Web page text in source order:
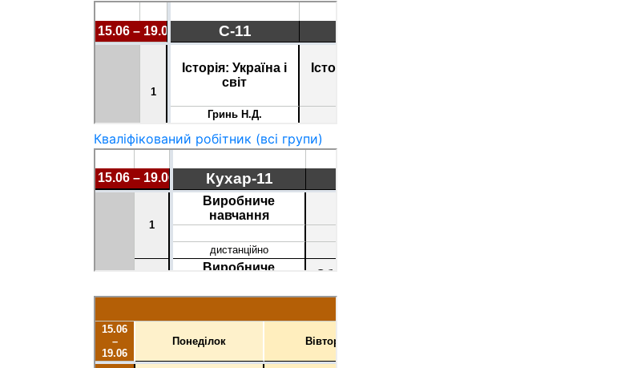
Кваліфікований робітник (всі групи)